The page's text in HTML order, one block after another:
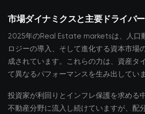
市場ダイナミクスと主要ドライバー
2025年のReal Estate marketsは、人口
ロジーの導入、そして進化する資本市場
成されています。これらの力は、資産タ
て異なるパフォーマンスを生み出していま
投資家が利回りとインフレ保護を求める
不動産分野に流入し続けていますが、配